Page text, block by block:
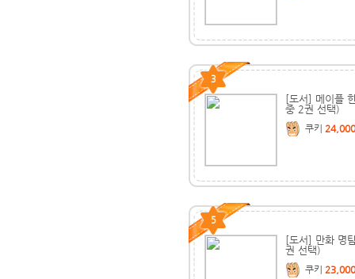
3
[도서] 메이플
중 2권 선택)
쿠키 24,000
5
[도서] 만화 명
권 선택)
쿠키 23,000